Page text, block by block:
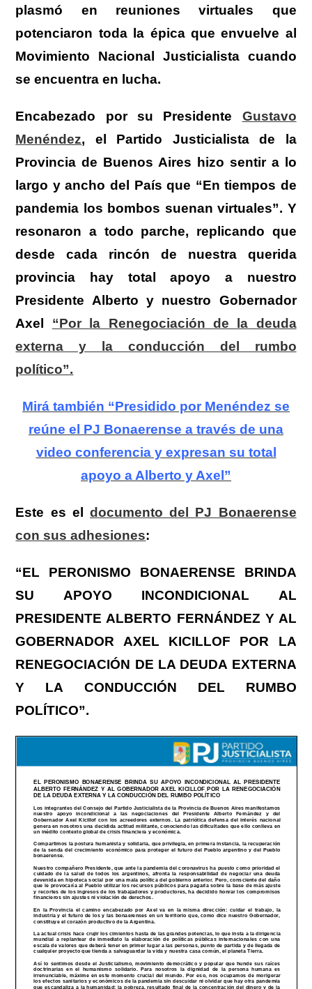
plasmó en reuniones virtuales que
potenciaron toda la épica que envuelve al
Movimiento Nacional Justicialista cuando
se encuentra en lucha.
Encabezado por su Presidente Gustavo
Menéndez, el Partido Justicialista de la
Provincia de Buenos Aires hizo sentir a lo
largo y ancho del País que “En tiempos de
pandemia los bombos suenan virtuales”. Y
resonaron a todo parche, replicando que
desde cada rincón de nuestra querida
provincia hay total apoyo a nuestro
Presidente Alberto y nuestro Gobernador
Axel “Por la Renegociación de la deuda
externa y la conducción del rumbo
político”.
Mirá también “Presidido por Menéndez se
reúne el PJ Bonaerense a través de una
video conferencia y expresan su total
apoyo a Alberto y Axel”
Este es el documento del PJ Bonaerense
con sus adhesiones:
“EL PERONISMO BONAERENSE BRINDA
SU APOYO INCONDICIONAL AL
PRESIDENTE ALBERTO FERNÁNDEZ Y AL
GOBERNADOR AXEL KICILLOF POR LA
RENEGOCIACIÓN DE LA DEUDA EXTERNA
Y LA CONDUCCIÓN DEL RUMBO
POLÍTICO”.